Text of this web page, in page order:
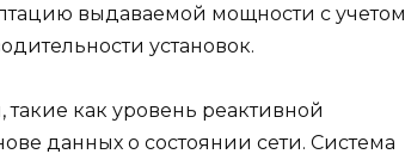
выдаваемой мощности с учетом
установок.
как уровень реактивной
данных о состоянии сети. Система